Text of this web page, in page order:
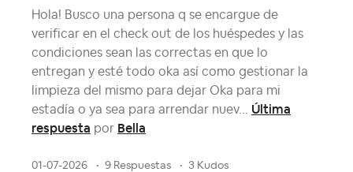
Hola! Busco una persona q se encargue de
verificar en el check out de los huéspedes y las
condiciones sean las correctas en que lo
entregan y esté todo oka así como gestionar la
limpieza del mismo para dejar Oka para mi
estadía o ya sea para arrendar nuev... Última
respuesta por Bella
01-07-2026 9 Respuestas 3 Kudos